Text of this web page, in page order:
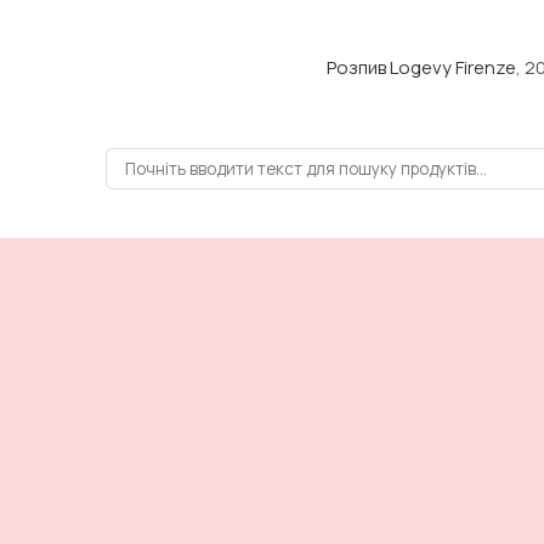
Розпив Logevy Firenze,